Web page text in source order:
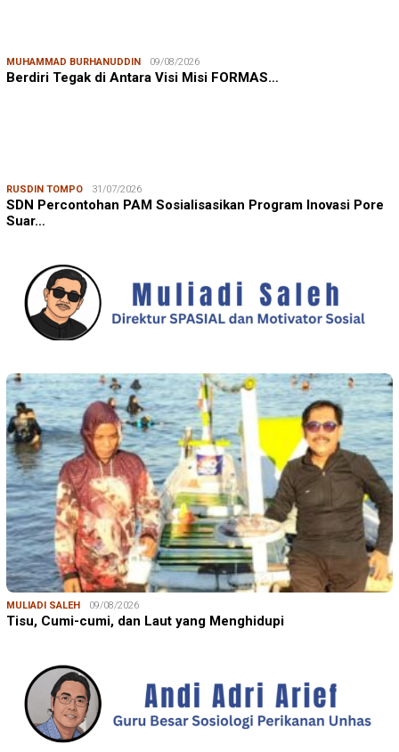
MUHAMMAD BURHANUDDIN 09/08/2026
Berdiri Tegak di Antara Visi Misi FORMAS…
RUSDIN TOMPO 31/07/2026
SDN Percontohan PAM Sosialisasikan Program Inovasi Pore
Suar…
MULIADI SALEH 09/08/2026
Tisu, Cumi-cumi, dan Laut yang Menghidupi